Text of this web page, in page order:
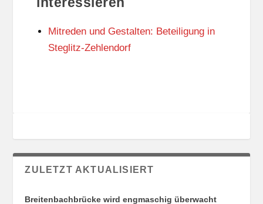
N
S
O
N
Mitreden und Gestalten: Beteiligung in
Steglitz-Zehlendorf
ZULETZT AKTUALISIERT
Breitenbachbrücke wird engmaschig überwacht